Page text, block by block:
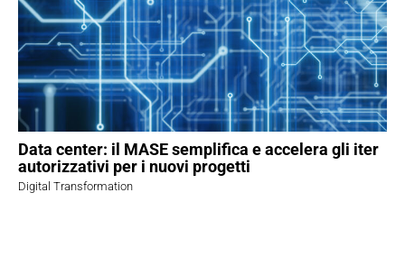
Data center: il MASE semplifica e accelera gli iter
autorizzativi per i nuovi progetti
Digital Transformation